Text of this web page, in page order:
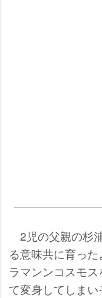
2児の父親の杉
る意味共に育っ
ラマンンコスモ
て変身してしま